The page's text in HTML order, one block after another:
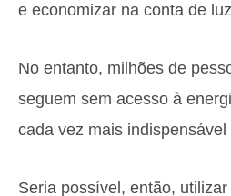
e economizar na conta de
No entanto, milhões de
seguem sem acesso à
cada vez mais
Seria possível, então,